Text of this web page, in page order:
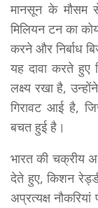
मानसून के मौसम
मिलियन टन का
करने और निर्बाध
यह दावा करते
लक्ष्य रखा है,
गिरावट आई है,
बचत हुई है।
भारत की चक्रीय
देते हुए, किशन
अप्रत्यक्ष